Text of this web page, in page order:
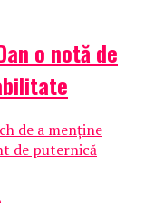
o notă de
de a menține
de puternică